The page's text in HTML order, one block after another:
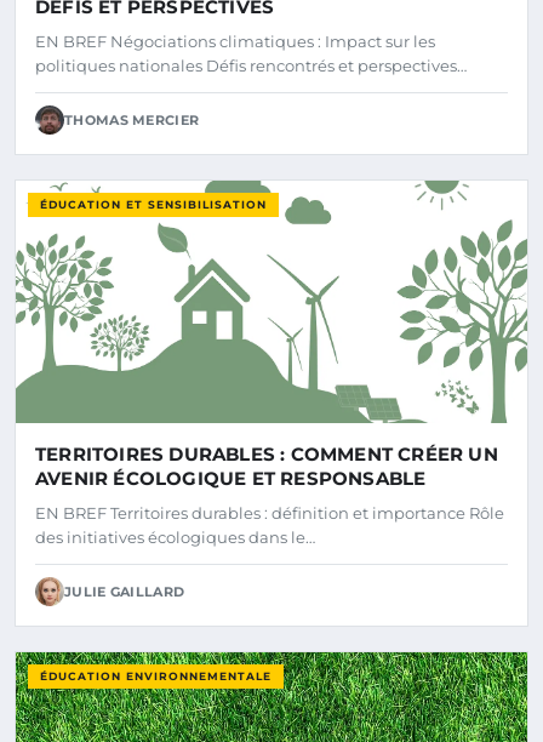
DÉFIS ET PERSPECTIVES
EN BREF Négociations climatiques : Impact sur les
politiques nationales Défis rencontrés et perspectives…
THOMAS MERCIER
ÉDUCATION ET SENSIBILISATION
TERRITOIRES DURABLES : COMMENT CRÉER UN
AVENIR ÉCOLOGIQUE ET RESPONSABLE
EN BREF Territoires durables : définition et importance Rôle
des initiatives écologiques dans le…
JULIE GAILLARD
ÉDUCATION ENVIRONNEMENTALE